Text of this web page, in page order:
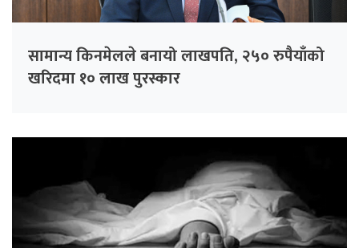
सामान्य किनमेलले बनायो लाखपति, २५० रुपैयाँको
खरिदमा १० लाख पुरस्कार